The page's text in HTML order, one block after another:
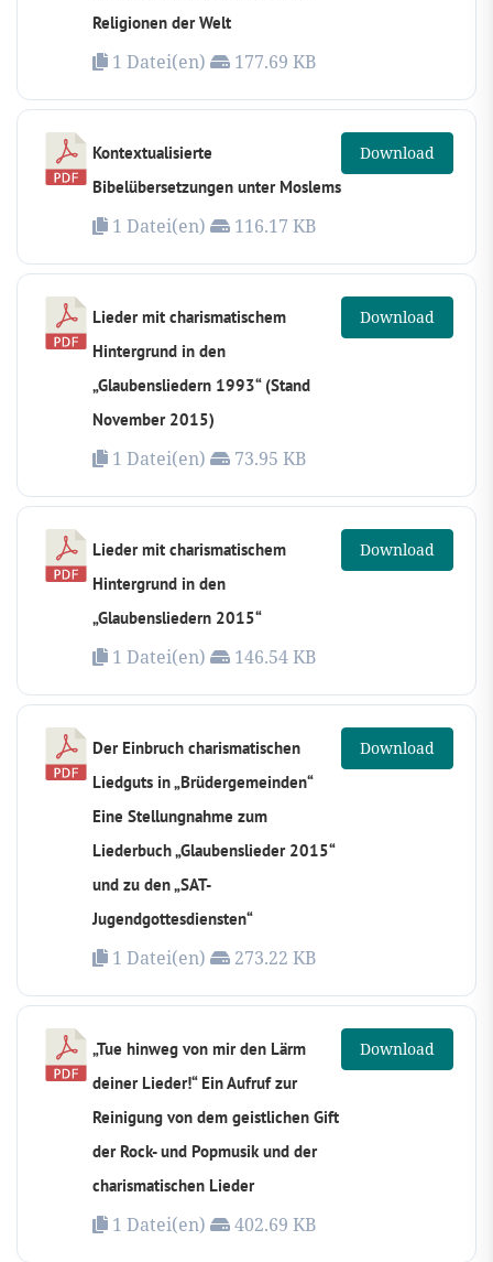
Religionen der Welt
1 Datei(en) 177.69 KB
Kontextualisierte
Bibelübersetzungen unter Moslems
1 Datei(en) 116.17 KB
Download
Lieder mit charismatischem
Hintergrund in den
„Glaubensliedern 1993“ (Stand
November 2015)
1 Datei(en) 73.95 KB
Download
Lieder mit charismatischem
Hintergrund in den
„Glaubensliedern 2015“
1 Datei(en) 146.54 KB
Download
Der Einbruch charismatischen
Liedguts in „Brüdergemeinden“
Eine Stellungnahme zum
Liederbuch „Glaubenslieder 2015“
und zu den „SAT-
Jugendgottesdiensten“
1 Datei(en) 273.22 KB
Download
„Tue hinweg von mir den Lärm
deiner Lieder!“ Ein Aufruf zur
Reinigung von dem geistlichen Gift
der Rock- und Popmusik und der
charismatischen Lieder
1 Datei(en) 402.69 KB
Download